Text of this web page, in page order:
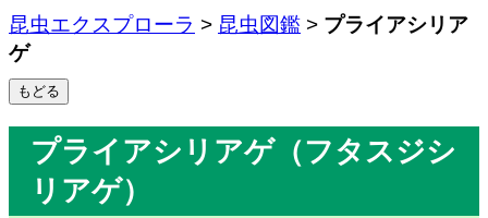
昆虫エクスプローラ > 昆虫図鑑 > プライアシリア
ゲ
プライアシリアゲ（フタスジシ
リアゲ）